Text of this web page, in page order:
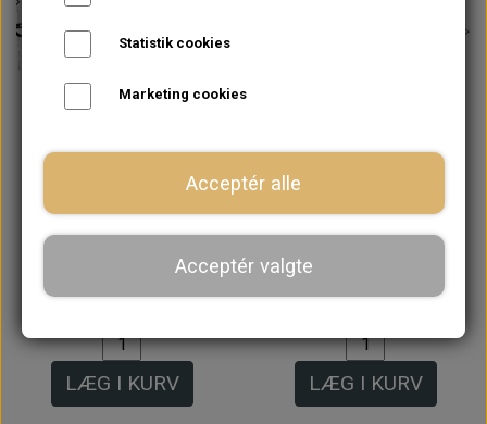
Anhænger Træk med
Saloon/Clubman
3.000,00 kr.
LÆG I KURV
Anhænger Træk med
Varevogn/Pick up
3.196,00 kr.
LÆG I KURV
Statistik cookies
Marketing cookies
Acceptér alle
Acceptér valgte